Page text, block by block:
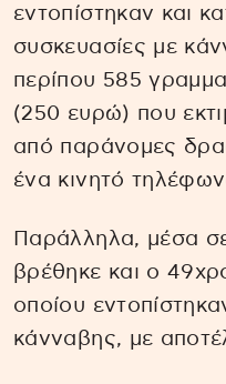
εντοπίστηκαν και
συσκευασίες με
περίπου 585
(250 ευρώ) που
από παράνομες
ένα κινητό
Παράλληλα, μέσα σε
βρέθηκε και ο
οποίου
κάνναβης, με